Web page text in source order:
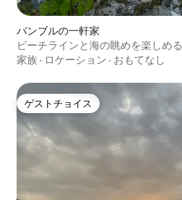
バンブルの一軒家
ビーチラインと海の眺めを楽しめ
ス
家族 · ロケーション · おもてなし
ゲストチョイス
ゲストチョイス